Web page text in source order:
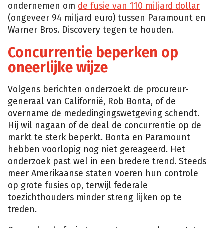
ondernemen om de fusie van 110 miljard dollar
(ongeveer 94 miljard euro) tussen Paramount en
Warner Bros. Discovery tegen te houden.
Concurrentie beperken op
oneerlijke wijze
Volgens berichten onderzoekt de procureur-
generaal van Californië, Rob Bonta, of de
overname de mededingingswetgeving schendt.
Hij wil nagaan of de deal de concurrentie op de
markt te sterk beperkt. Bonta en Paramount
hebben voorlopig nog niet gereageerd. Het
onderzoek past wel in een bredere trend. Steeds
meer Amerikaanse staten voeren hun controle
op grote fusies op, terwijl federale
toezichthouders minder streng lijken op te
treden.